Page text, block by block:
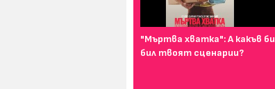
"Мъртва хватка": А какъв би
бил твоят сценарии?